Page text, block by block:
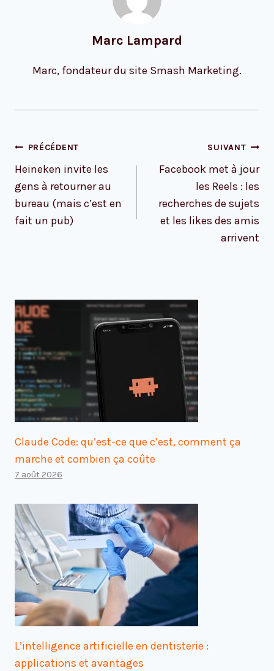
Marc Lampard
Marc, fondateur du site Smash Marketing.
Navigation
l’article
PRÉCÉDENT
Heineken invite les
gens à retourner au
bureau (mais c’est en
fait un pub)
SUIVANT
Facebook met à jour
les Reels : les
recherches de sujets
et les likes des amis
arrivent
Claude Code: qu’est-ce que c’est, comment ça
marche et combien ça coûte
7 août 2026
L’intelligence artificielle en dentisterie :
applications et avantages